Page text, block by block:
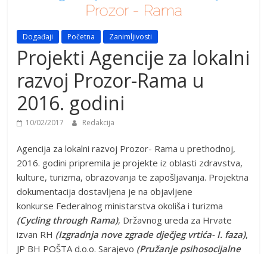
Događaji Početna Zanimljivosti
Projekti Agencije za lokalni
razvoj Prozor-Rama u
2016. godini
10/02/2017 Redakcija
Agencija za lokalni razvoj Prozor- Rama u prethodnoj,
2016. godini pripremila je projekte iz oblasti zdravstva,
kulture, turizma, obrazovanja te zapošljavanja. Projektna
dokumentacija dostavljena je na objavljene
konkurse Federalnog ministarstva okoliša i turizma
(Cycling through Rama), Državnog ureda za Hrvate
izvan RH (Izgradnja nove zgrade dječjeg vrtića- I. faza),
JP BH POŠTA d.o.o. Sarajevo (Pružanje psihosocijalne